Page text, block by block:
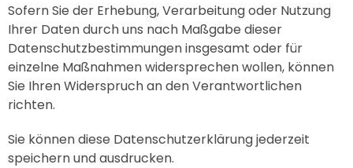
Sofern Sie der Erhebung, Verarbeitung oder Nutzung
Ihrer Daten durch uns nach Maßgabe dieser
Datenschutzbestimmungen insgesamt oder für
einzelne Maßnahmen widersprechen wollen, können
Sie Ihren Widerspruch an den Verantwortlichen
richten.
Sie können diese Datenschutzerklärung jederzeit
speichern und ausdrucken.